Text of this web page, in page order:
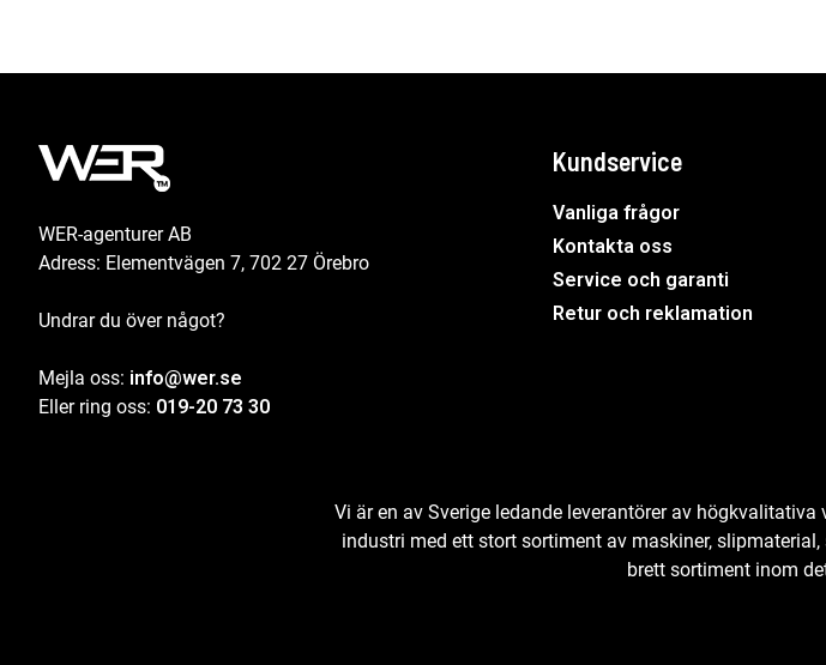
WER-agenturer AB
Adress: Elementvägen 7, 702 27 Örebro
Undrar du över något?
Mejla oss: info@wer.se
Eller ring oss: 019-20 73 30
Kundservice
Vanliga frågor
Kontakta oss
Service och garanti
Retur och reklamation
Vi är en av Sverige ledande leverantörer av
industri med ett stort sortiment av maskiner,
brett sortiment inom